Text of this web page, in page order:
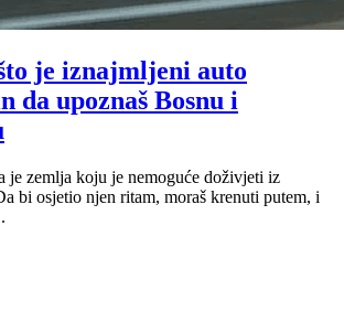
je iznajmljeni auto
da upoznaš Bosnu i
je zemlja koju je nemoguće doživjeti iz
bi osjetio njen ritam, moraš krenuti putem, i